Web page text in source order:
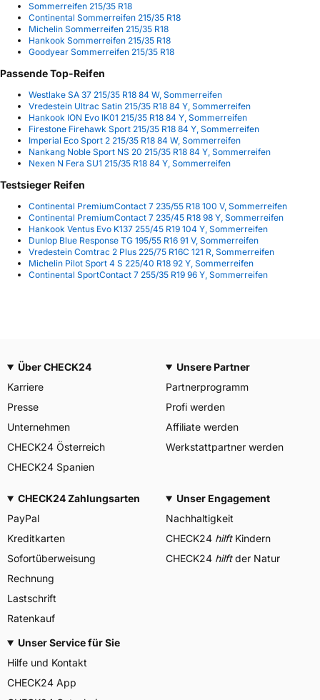
Sommerreifen 215/35 R18
Continental Sommerreifen 215/35 R18
Michelin Sommerreifen 215/35 R18
Hankook Sommerreifen 215/35 R18
Goodyear Sommerreifen 215/35 R18
Passende Top-Reifen
Westlake SA 37 215/35 R18 84 W, Sommerreifen
Vredestein Ultrac Satin 215/35 R18 84 Y, Sommerreifen
Hankook ION Evo IK01 215/35 R18 84 Y, Sommerreifen
Firestone Firehawk Sport 215/35 R18 84 Y, Sommerreifen
Imperial Eco Sport 2 215/35 R18 84 W, Sommerreifen
Nankang Noble Sport NS 20 215/35 R18 84 Y, Sommerreifen
Nexen N Fera SU1 215/35 R18 84 Y, Sommerreifen
Testsieger Reifen
Continental PremiumContact 7 235/55 R18 100 V, Sommerreifen
Continental PremiumContact 7 235/45 R18 98 Y, Sommerreifen
Hankook Ventus Evo K137 255/45 R19 104 Y, Sommerreifen
Dunlop Blue Response TG 195/55 R16 91 V, Sommerreifen
Vredestein Comtrac 2 Plus 225/75 R16C 121 R, Sommerreifen
Michelin Pilot Sport 4 S 225/40 R18 92 Y, Sommerreifen
Continental SportContact 7 255/35 R19 96 Y, Sommerreifen
Über CHECK24
Karriere
Presse
Unternehmen
CHECK24 Österreich
CHECK24 Spanien
Unsere Partner
Partnerprogramm
Profi werden
Affiliate werden
Werkstattpartner werden
CHECK24 Zahlungsarten
PayPal
Kreditkarten
Sofortüberweisung
Rechnung
Lastschrift
Ratenkauf
Unser Engagement
Nachhaltigkeit
CHECK24 hilftKindern
CHECK24 hilftder Natur
Unser Service für Sie
Hilfe und Kontakt
CHECK24 App